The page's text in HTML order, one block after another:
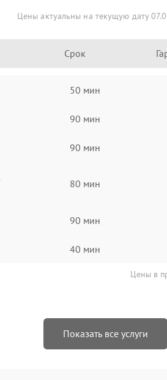
Цены актуальны на текущую дату
Срок
50 мин
90 мин
90 мин
80 мин
90 мин
40 мин
Цены в
Показать все услуги